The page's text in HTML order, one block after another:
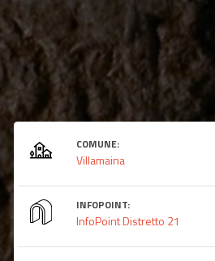
COMUNE:
Villamaina
INFOPOINT:
InfoPoint Distretto 21